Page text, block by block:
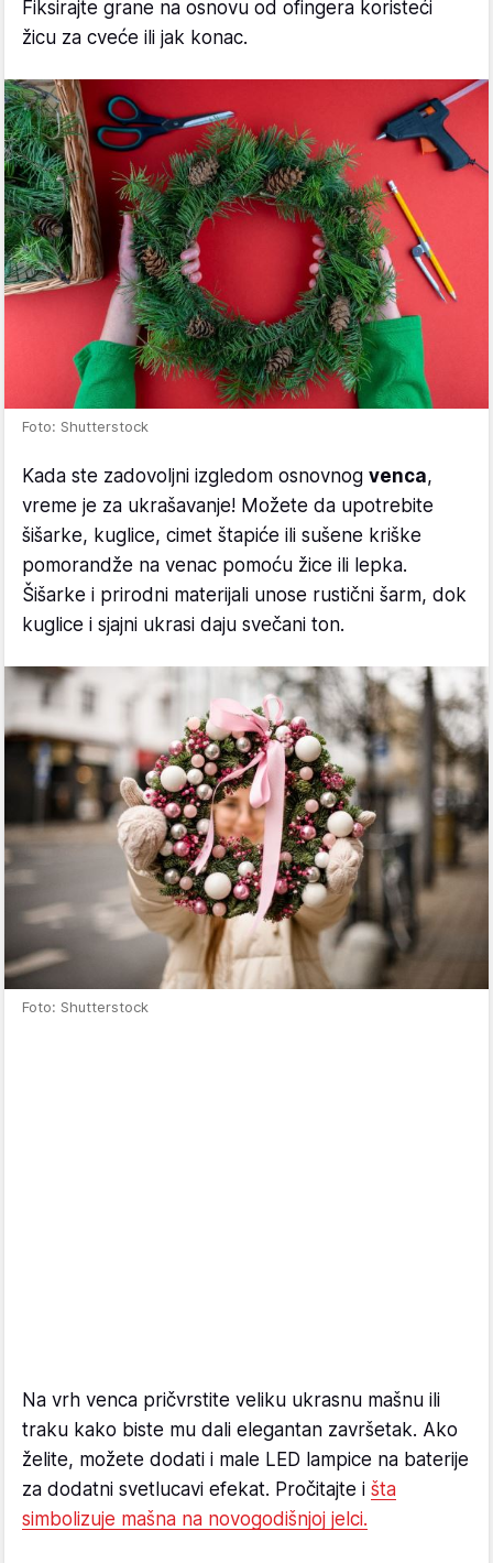
Fiksirajte grane na osnovu od ofingera koristeći
žicu za cveće ili jak konac.
Foto: Shutterstock
Kada ste zadovoljni izgledom osnovnog venca,
vreme je za ukrašavanje! Možete da upotrebite
šišarke, kuglice, cimet štapiće ili sušene kriške
pomorandže na venac pomoću žice ili lepka.
Šišarke i prirodni materijali unose rustični šarm, dok
kuglice i sjajni ukrasi daju svečani ton.
Foto: Shutterstock
Na vrh venca pričvrstite veliku ukrasnu mašnu ili
traku kako biste mu dali elegantan završetak. Ako
želite, možete dodati i male LED lampice na baterije
za dodatni svetlucavi efekat. Pročitajte i šta
simbolizuje mašna na novogodišnjoj jelci.